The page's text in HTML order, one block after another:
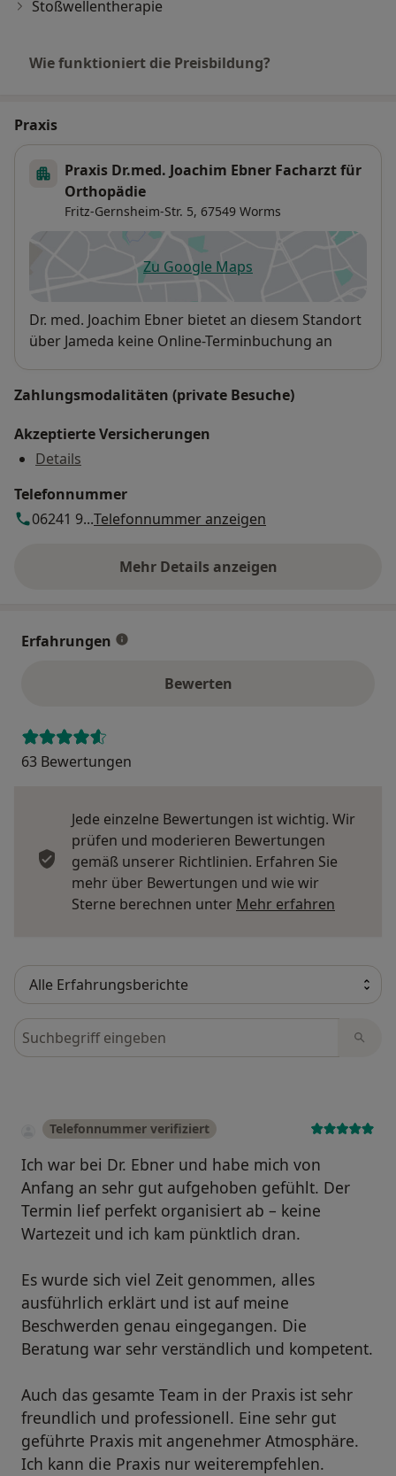
Stoßwellentherapie
Wie funktioniert die Preisbildung?
Praxis
Praxis Dr.med. Joachim Ebner Facharzt für
Orthopädie
Fritz-Gernsheim-Str. 5, 67549 Worms
Zu Google Mapsöffnet in einer neuen
Verfügbarkeit
Dr. med. Joachim Ebner bietet an diesem Standort
über Jameda keine Online-Terminbuchung an
Zahlungsmodalitäten (private Besuche)
Akzeptierte Versicherungen
Details
Telefonnummer
06241 9...Telefonnummer anzeigen
Mehr Details anzeigen
über die Adresse
Erfahrungen
Bewerten
63 Bewertungen
Jede einzelne Bewertungen ist wichtig. Wir
prüfen und moderieren Bewertungen
gemäß unserer Richtlinien. Erfahren Sie
mehr über Bewertungen und wie wir
Sterne berechnen unter Mehr erfahren
Bewertungen durchsuchen
Telefonnummer verifiziert
Ich war bei Dr. Ebner und habe mich von
Anfang an sehr gut aufgehoben gefühlt. Der
Termin lief perfekt organisiert ab – keine
Wartezeit und ich kam pünktlich dran.
Es wurde sich viel Zeit genommen, alles
ausführlich erklärt und ist auf meine
Beschwerden genau eingegangen. Die
Beratung war sehr verständlich und kompetent.
Auch das gesamte Team in der Praxis ist sehr
freundlich und professionell. Eine sehr gut
geführte Praxis mit angenehmer Atmosphäre.
Ich kann die Praxis nur weiterempfehlen.